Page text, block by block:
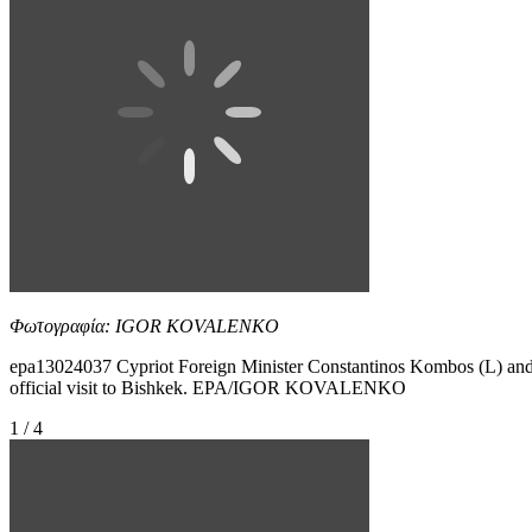
Φωτογραφία: IGOR KOVALENKO
epa13024037 Cypriot Foreign Minister Constantinos Kombos (L)
official visit to Bishkek. EPA/IGOR KOVALENKO
1 / 4